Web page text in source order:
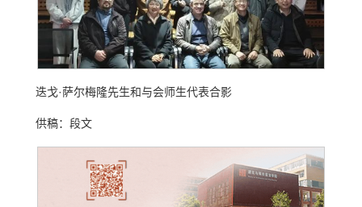
迭戈·萨尔梅隆先生和与会师生代表合影
供稿：段文